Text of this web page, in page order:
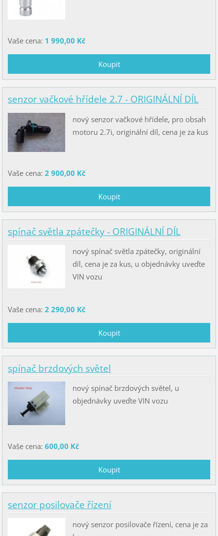
Vaše cena: 1 990,00 Kč
senzor vačkové hřídele 2.7 - ORIGINÁLNÍ DÍL
nový senzor vačkové hřídele, pro obsah
motoru 2.7i, originální díl, cena je za kus
Vaše cena: 2 900,00 Kč
spínač světla zpátečky - ORIGINÁLNÍ DÍL
nový spínač světla zpátečky, originální
díl, cena je za kus, u objednávky uveďte
VIN vozu
Vaše cena: 2 290,00 Kč
spínač brzdových světel
nový spínač brzdových světel, u
objednávky uveďte VIN vozu
Vaše cena: 600,00 Kč
senzor posilovače řízení
nový senzor posilovače řízení, cena je za